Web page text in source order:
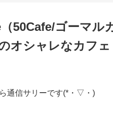
50Cafe/ゴーマル
オシャレなカフェ
通信サリーです(*・▽・)